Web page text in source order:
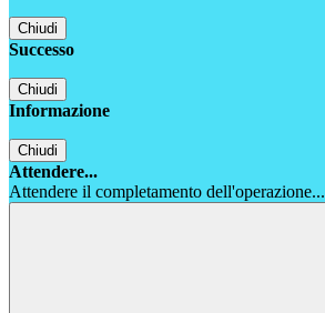
Chiudi
Successo
Chiudi
Informazione
Chiudi
Attendere...
Attendere il completamento dell'operazione...